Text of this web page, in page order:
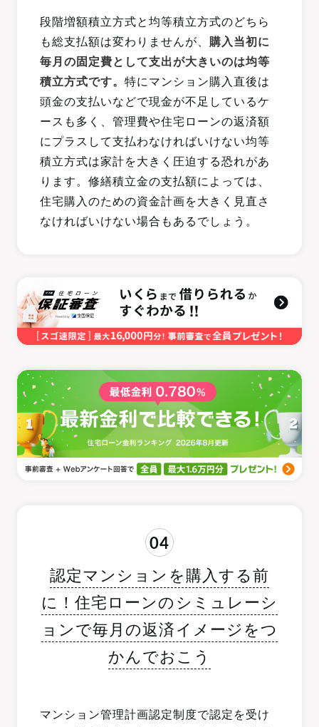
段階増額積立方式と均等積立方式のどちら
も総支払額は変わりませんが、 購入当初に
毎月の固定費として支出が大きいのは均等
積立方式です。特にマンション購入直後は
頭金の支払いなどで現金が不足しているケ
ースも多く、管理費や住宅ローンの返済額
にプラスして支払わなければいけない均等
積立方式は家計を大きく圧迫する恐れがあ
ります。修繕積立金の支払額によっては、
住宅購入のための資金計画を大きく見直さ
なければいけない場合もあるでしょう。
04
認定マンションを購入する前
に！住宅ローンのシミュレーシ
ョンで毎月の返済イメージをつ
かんでおこう
マンション管理計画認定制度で認定を受け